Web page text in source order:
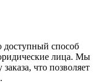
доступный способ
лица. Мы
что позволяет